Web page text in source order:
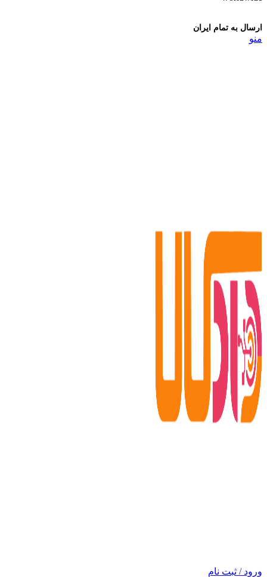
ارسال به تمام ایران
منو
ورود / ثبت نام